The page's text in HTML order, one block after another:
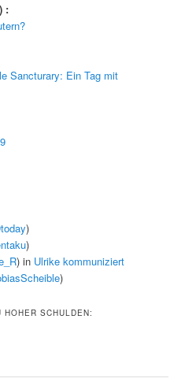
) :
Sancturary: Ein Tag mit
)
)
) in Ulrike kommuniziert
)
SCHULDEN: